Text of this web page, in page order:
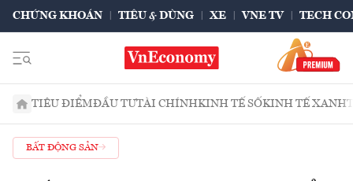
CHỨNG KHOÁN TIÊU & DÙNG XE VNE TV TECH
TIÊU ĐIỂMĐẦU TƯTÀI CHÍNHKINH TẾ SỐKINH TẾ XANH
BẤT ĐỘNG SẢN